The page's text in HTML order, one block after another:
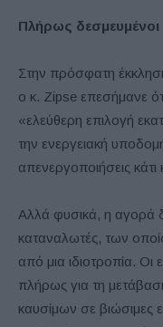
Πλήρως δεσμευμένοι
Στην πρόσφατη
ο κ. Zipse επεσήμανε
«ελεύθερη επιλογή
την ενεργειακή
απενεργοποιήσεις
Αλλά φυσικά, η αγορά
καταναλωτές, των
από μια ιδιοτροπία. Οι
πλήρως για τη
καυσίμων σε βιώσιμες